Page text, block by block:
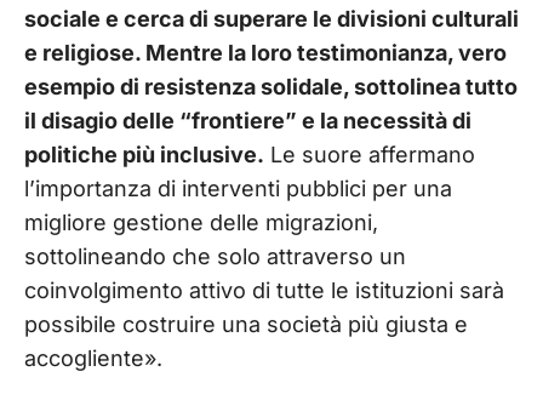
sociale e cerca di superare le divisioni culturali
e religiose. Mentre la loro testimonianza, vero
esempio di resistenza solidale, sottolinea tutto
il disagio delle “frontiere” e la necessità di
politiche più inclusive. Le suore affermano
l’importanza di interventi pubblici per una
migliore gestione delle migrazioni,
sottolineando che solo attraverso un
coinvolgimento attivo di tutte le istituzioni sarà
possibile costruire una società più giusta e
accogliente».